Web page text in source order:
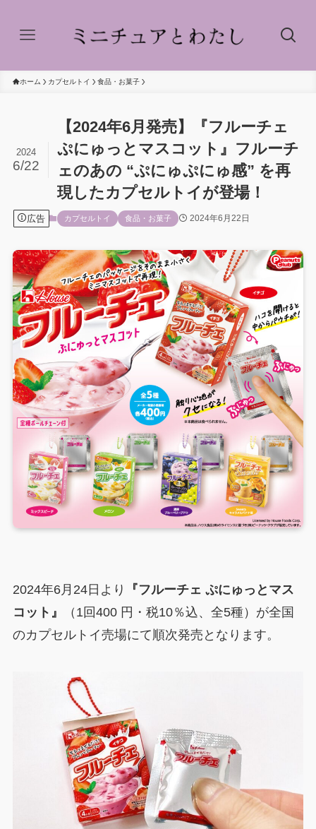
ホーム カプセルトイ 食品・お菓子
【2024年6月発売】『フルーチェ
ぷにゅっとマスコット』フルーチ
ェのあの “ぷにゅぷにゅ感” を再
現したカプセルトイが登場！
2024
6/22
広告 カプセルトイ 食品・お菓子 2024年6月22日
2024年6月24日より
『フルーチェ ぷにゅっとマス
コット』
（1回400 円・税10％込、全5種）が全国
のカプセルトイ売場にて順次発売となります。